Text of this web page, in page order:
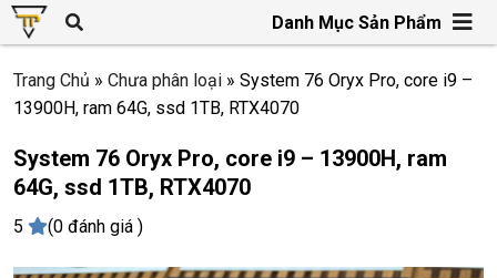
Danh Mục Sản Phẩm
Trang Chủ » Chưa phân loại » System 76 Oryx Pro, core i9 –
13900H, ram 64G, ssd 1TB, RTX4070
System 76 Oryx Pro, core i9 – 13900H, ram
64G, ssd 1TB, RTX4070
5 (0 đánh giá )